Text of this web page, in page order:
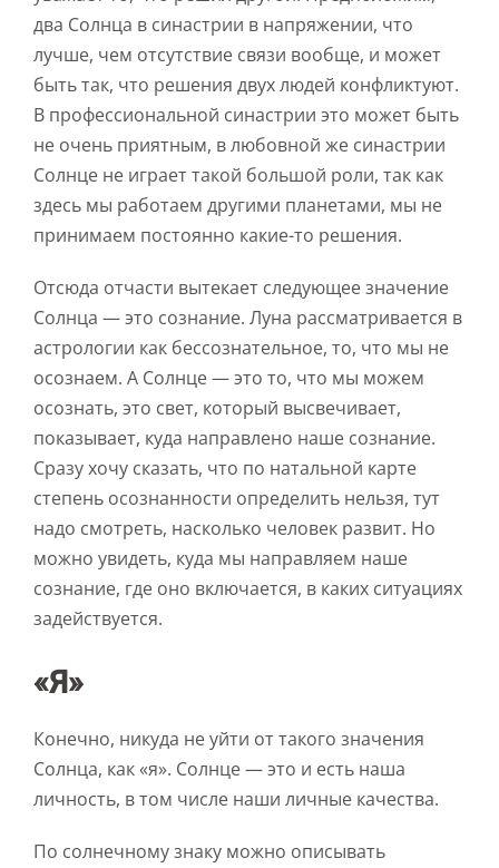
два Солнца в синастрии в напряжении, что
лучше, чем отсутствие связи вообще, и может
быть так, что решения двух людей конфликтуют.
В профессиональной синастрии это может быть
не очень приятным, в любовной же синастрии
Солнце не играет такой большой роли, так как
здесь мы работаем другими планетами, мы не
принимаем постоянно какие-то решения.
Отсюда отчасти вытекает следующее значение
Солнца — это сознание. Луна рассматривается в
астрологии как бессознательное, то, что мы не
осознаем. А Солнце — это то, что мы можем
осознать, это свет, который высвечивает,
показывает, куда направлено наше сознание.
Сразу хочу сказать, что по натальной карте
степень осознанности определить нельзя, тут
надо смотреть, насколько человек развит. Но
можно увидеть, куда мы направляем наше
сознание, где оно включается, в каких ситуациях
задействуется.
«Я»
Конечно, никуда не уйти от такого значения
Солнца, как «я». Солнце — это и есть наша
личность, в том числе наши личные качества.
По солнечному знаку можно описывать